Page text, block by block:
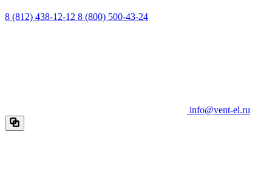
8 (812) 438-12-12 8 (800) 500-43-24
info@vent-el.ru